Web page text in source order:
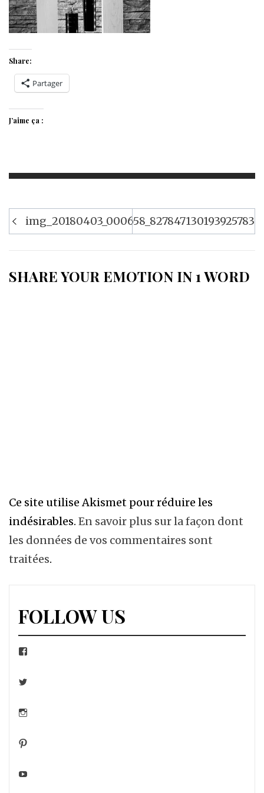
Share:
Partager
J’aime ça :
Navigation
de
SHARE YOUR EMOTION IN 1 WORD
Ce site utilise Akismet pour réduire les
indésirables. En savoir plus sur la façon dont
les données de vos commentaires sont
traitées.
FOLLOW US
Facebook
Twitter
Instagram
Pinterest
YouTube